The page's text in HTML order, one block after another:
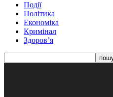
Події
Політика
Економіка
Кримінал
Здоров’я